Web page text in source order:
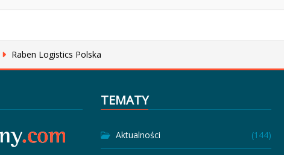
Raben Logistics Polska
TEMATY
Aktualności (144)